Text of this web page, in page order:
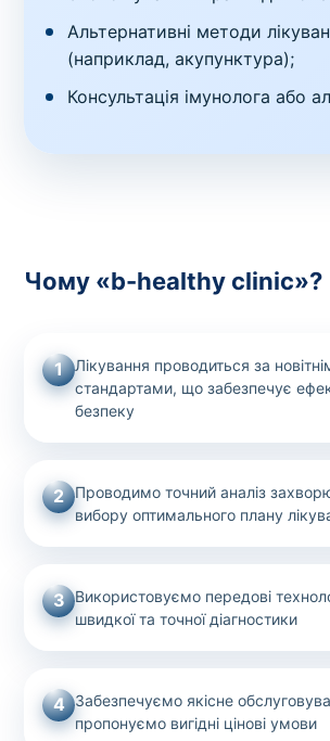
Альтернативні методи
(наприклад, акупунктура);
Консультація імунолога або
Чому «b-healthy clinic»?
1
Лікування проводиться за
стандартами, що забезпечує
безпеку
2
Проводимо точний аналіз
вибору оптимального плану
3 Використовуємо передові
швидкої та точної діагностики
4 Забезпечуємо якісне
пропонуємо вигідні цінові умови